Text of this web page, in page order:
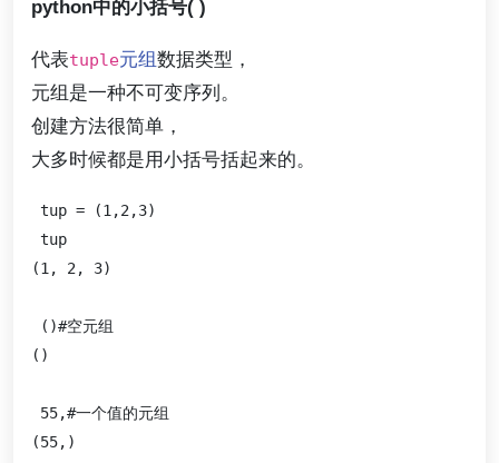
python中的小括号( )
代表tuple元组数据类型，
元组是一种不可变序列。
创建方法很简单，
大多时候都是用小括号括起来的。
tup = (1,2,3)
tup
(1, 2, 3)
()#空元组
()
55,#一个值的元组